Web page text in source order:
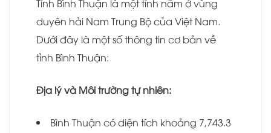
Tỉnh Bình Thuận là một tỉnh nằm ở vùng
duyên hải Nam Trung Bộ của Việt Nam.
Dưới đây là một số thông tin cơ bản về
tỉnh Bình Thuận:
Địa lý và Môi trường tự nhiên:
Bình Thuận có diện tích khoảng 7,743.3